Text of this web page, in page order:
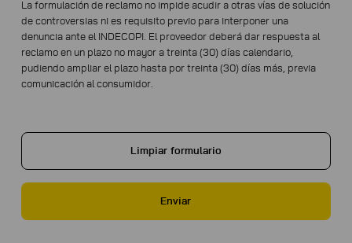
La formulación de reclamo no impide acudir a otras vías de solución
de controversias ni es requisito previo para interponer una
denuncia ante el INDECOPI. El proveedor deberá dar respuesta al
reclamo en un plazo no mayor a treinta (30) días calendario,
pudiendo ampliar el plazo hasta por treinta (30) días más, previa
comunicación al consumidor.
Limpiar formulario
Enviar